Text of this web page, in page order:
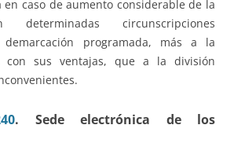
caso de aumento considerable de la
determinadas circunscripciones
programada, más a la
con sus ventajas, que a la división
. Sede electrónica de los